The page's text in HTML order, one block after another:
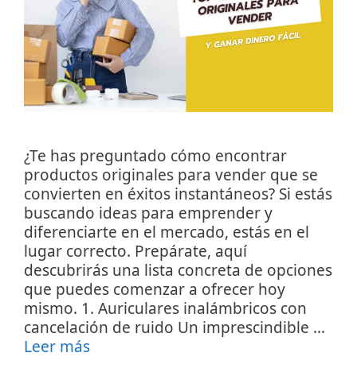
¿Te has preguntado cómo encontrar
productos originales para vender que se
convierten en éxitos instantáneos? Si estás
buscando ideas para emprender y
diferenciarte en el mercado, estás en el
lugar correcto. Prepárate, aquí
descubrirás una lista concreta de opciones
que puedes comenzar a ofrecer hoy
mismo. 1. Auriculares inalámbricos con
cancelación de ruido Un imprescindible …
Leer más